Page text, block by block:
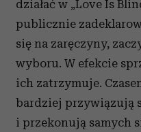
działać w „Love Is
publicznie
się na zaręczyny,
wyboru. W efekcie
ich zatrzymuje.
bardziej przywiązują
i przekonują samych